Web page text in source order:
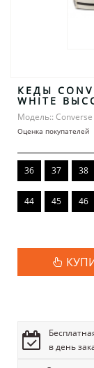
КЕДЫ
WHITE
Модель:: Converse
Оценка покупателей
36 37 38
44 45 46
в день